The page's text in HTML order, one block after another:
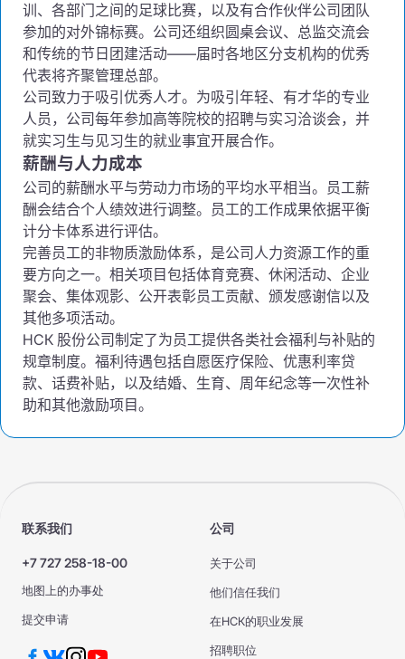
训、各部门之间的足球比赛，以及有合作伙伴公司团队
参加的对外锦标赛。公司还组织圆桌会议、总监交流会
和传统的节日团建活动——届时各地区分支机构的优秀
代表将齐聚管理总部。
公司致力于吸引优秀人才。为吸引年轻、有才华的专业
人员，公司每年参加高等院校的招聘与实习洽谈会，并
就实习生与见习生的就业事宜开展合作。
薪酬与人力成本
公司的薪酬水平与劳动力市场的平均水平相当。员工薪
酬会结合个人绩效进行调整。员工的工作成果依据平衡
计分卡体系进行评估。
完善员工的非物质激励体系，是公司人力资源工作的重
要方向之一。相关项目包括体育竞赛、休闲活动、企业
聚会、集体观影、公开表彰员工贡献、颁发感谢信以及
其他多项活动。
НСК 股份公司制定了为员工提供各类社会福利与补贴的
规章制度。福利待遇包括自愿医疗保险、优惠利率贷
款、话费补贴，以及结婚、生育、周年纪念等一次性补
助和其他激励项目。
联系我们
+7 727 258-18-00
地图上的办事处
提交申请
公司
关于公司
他们信任我们
在НСК的职业发展
招聘职位